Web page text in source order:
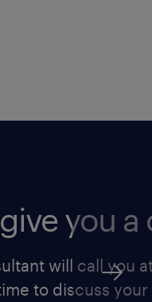
you a
will call you
to discuss your